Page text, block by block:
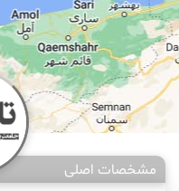
مشخصات اصلی